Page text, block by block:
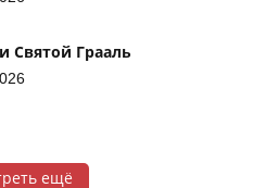
Святой Грааль
ещё